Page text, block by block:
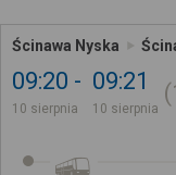
Ścinawa Nyska
09:20
10 sierpnia
09:21
10 sierpnia